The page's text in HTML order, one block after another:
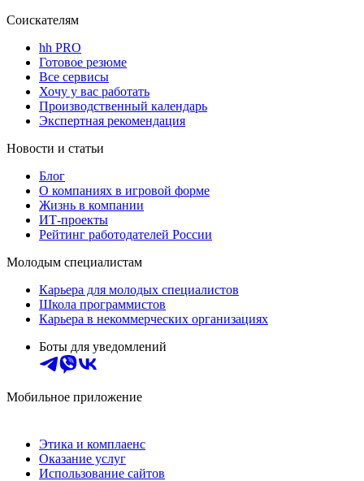
Соискателям
hh PRO
Готовое резюме
Все сервисы
Хочу у вас работать
Производственный календарь
Экспертная рекомендация
Новости и статьи
Блог
О компаниях в игровой форме
Жизнь в компании
ИТ-проекты
Рейтинг работодателей России
Молодым специалистам
Карьера для молодых специалистов
Школа программистов
Карьера в некоммерческих организациях
Боты для уведомлений
Мобильное приложение
Этика и комплаенс
Оказание услуг
Использование сайтов